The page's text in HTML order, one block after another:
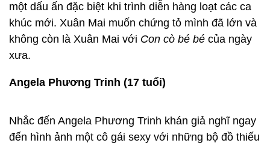
một dấu ấn đặc biệt khi trình diễn hàng loạt các ca
khúc mới. Xuân Mai muốn chứng tỏ mình đã lớn và
không còn là Xuân Mai với Con cò bé bé của ngày
xưa.
Angela Phương Trinh (17 tuổi)
Nhắc đến Angela Phương Trinh khán giả nghĩ ngay
đến hình ảnh một cô gái sexy với những bộ đồ thiếu